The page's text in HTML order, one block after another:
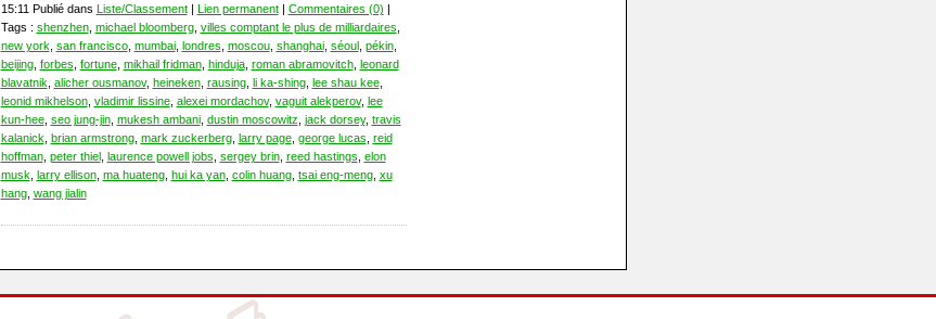
15:11 Publié dans Liste/Classement| Lien permanent| Commentaires (0) |
Tags : shenzhen, michael bloomberg, villes comptant le plus de milliardaires
new york san francisco, mumbai, londres moscou, shanghai, séoul, pékin,
beijing, forbes fortune, mikhail fridman, hinduja, roman abramovitch, leonard
blavatnik alicher ousmanov, heineken, rausing, li ka-shing, lee shau kee,
leonid mikhelson, vladimir lissine, alexei mordachov, vaguit alekperov, lee
kun-hee, seo jung-jin, mukesh ambani, dustin moscowitz jack dorsey, travis
kalanick brian armstrong, mark zuckerberg, larry page, george lucas reid
hoffman, peter thiel, laurence powell jobs sergey brin, reed hastings elon
musk larry ellison, ma huateng, hui ka yan, colin huang, tsai eng-meng, xu
hang, wang jialin